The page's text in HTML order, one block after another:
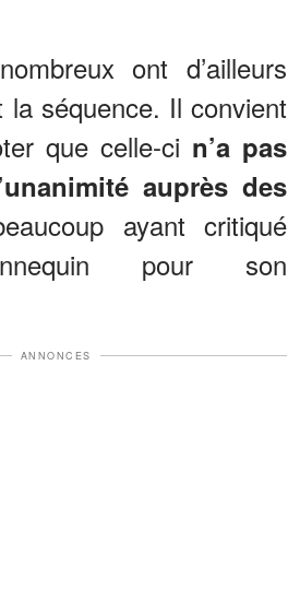
ont d’ailleurs
la séquence. Il convient
que celle-ci n’a pas
auprès des
ayant critiqué
pour son
ANNONCES